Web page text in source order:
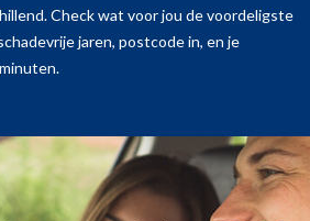
Check wat voor jou de voordeligste
jaren, postcode in, en je